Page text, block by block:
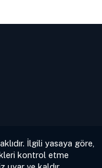
İlgili yasaya göre,
kontrol etme